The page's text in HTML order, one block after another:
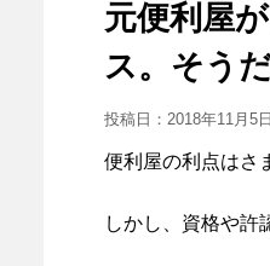
元便利屋
ス。そう
投稿日：2018年11月5
便利屋の利点はさ
しかし、資格や許